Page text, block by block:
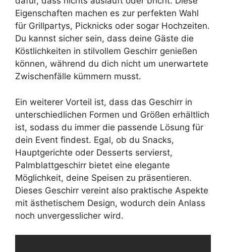
Eigenschaften machen es zur perfekten Wahl
für Grillpartys, Picknicks oder sogar Hochzeiten.
Du kannst sicher sein, dass deine Gäste die
Köstlichkeiten in stilvollem Geschirr genießen
können, während du dich nicht um unerwartete
Zwischenfälle kümmern musst.
Ein weiterer Vorteil ist, dass das Geschirr in
unterschiedlichen Formen und Größen erhältlich
ist, sodass du immer die passende Lösung für
dein Event findest. Egal, ob du Snacks,
Hauptgerichte oder Desserts servierst,
Palmblattgeschirr bietet eine elegante
Möglichkeit, deine Speisen zu präsentieren.
Dieses Geschirr vereint also praktische Aspekte
mit ästhetischem Design, wodurch dein Anlass
noch unvergesslicher wird.